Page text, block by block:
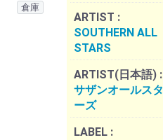
倉庫
ARTIST :
SOUTHERN ALL
STARS
ARTIST(日本語) :
サザンオールスタ
ーズ
LABEL :